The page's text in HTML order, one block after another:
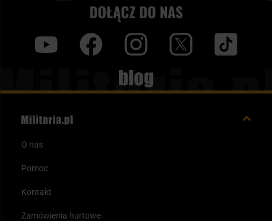
DOŁĄCZ DO NAS
Blog
O nas
Pomoc
Kontakt
Zamówienia hurtowe